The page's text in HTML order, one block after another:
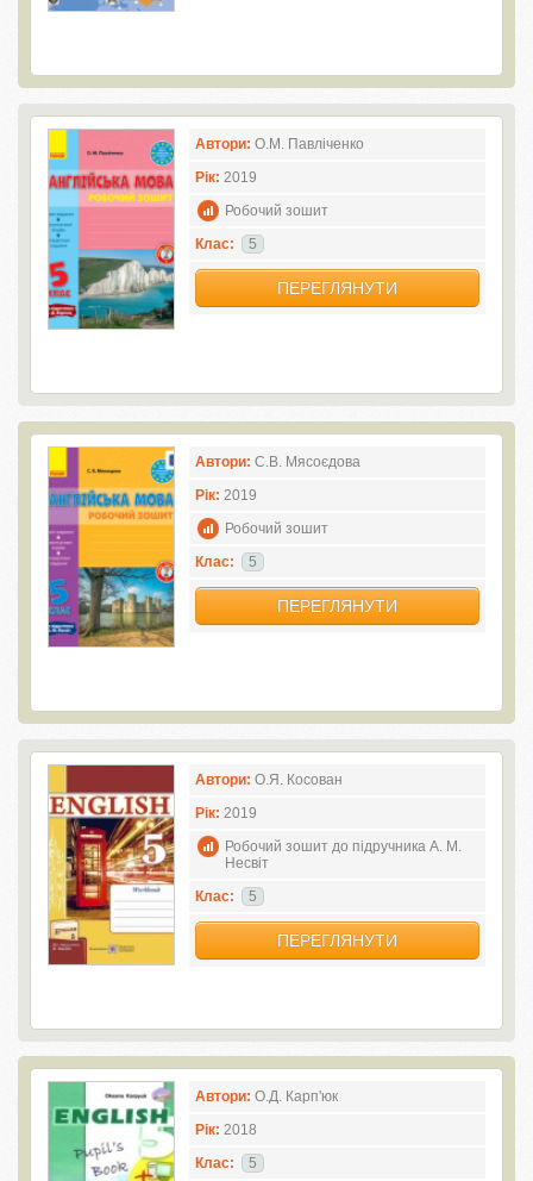
Автори: О.М. Павліченко
Рік: 2019
Робочий зошит
Клас:
5
ПЕРЕГЛЯНУТИ
Автори: С.В. Мясоєдова
Рік: 2019
Робочий зошит
Клас:
5
ПЕРЕГЛЯНУТИ
Автори: О.Я. Косован
Рік: 2019
Робочий зошит до підручника А. М.
Несвіт
Клас:
5
ПЕРЕГЛЯНУТИ
Автори: О.Д. Карп'юк
Рік: 2018
Клас:
5